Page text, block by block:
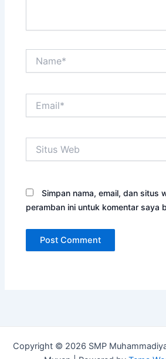
Web
Simpan nama, email, dan situs
peramban ini untuk komentar saya
Copyright © 2026 SMP